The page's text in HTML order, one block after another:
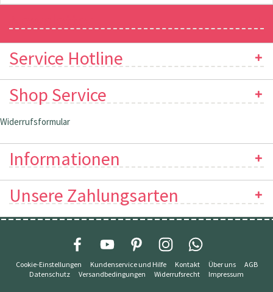
Service Hotline
Shop Service
Widerrufsformular
Informationen
Unsere Zahlungsarten
Cookie-Einstellungen Kundenservice und Hilfe Kontakt Über uns
AGB
Datenschutz
Versandbedingungen Widerrufsrecht Impressum